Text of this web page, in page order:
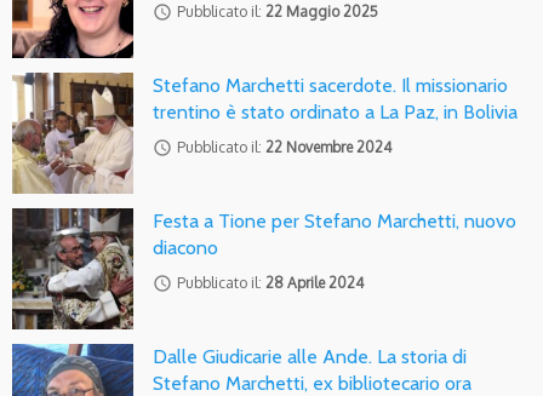
access_time Pubblicato il: 22 Maggio 2025
Stefano Marchetti sacerdote. Il missionario
trentino è stato ordinato a La Paz, in Bolivia
access_time Pubblicato il: 22 Novembre 2024
Festa a Tione per Stefano Marchetti, nuovo
diacono
access_time Pubblicato il: 28 Aprile 2024
Dalle Giudicarie alle Ande. La storia di
Stefano Marchetti, ex bibliotecario ora